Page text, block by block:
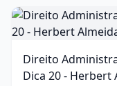
Direito
Administrativo
-
Vs
Motivação
Direito Administrativo -
Dica 20 - Herbert